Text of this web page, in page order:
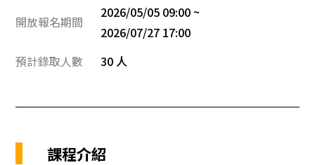
開放報名期間
2026/05/05 09:00 ~
2026/07/27 17:00
預計錄取人數
30 人
課程介紹